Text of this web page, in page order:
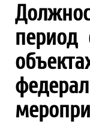
период